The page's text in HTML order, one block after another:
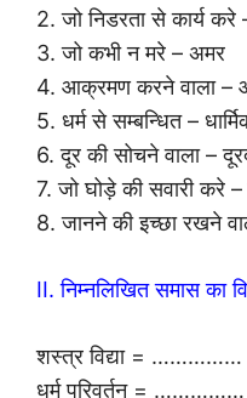
2. जो निडरता से कार्य करे
3. जो कभी न मरे – अमर
4. आक्रमण करने वाला –
5. धर्म से सम्बन्धित –
6. दूर की सोचने वाला –
7. जो घोड़े की सवारी करे
8. जानने की इच्छा रखने
II. निम्नलिखित समास का
शस्त्र विद्या = ……………
धर्म परिवर्तन = ……………